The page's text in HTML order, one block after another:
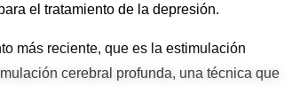
el tratamiento de la depresión.
más reciente, que es la estimulación
cerebral profunda, una técnica que